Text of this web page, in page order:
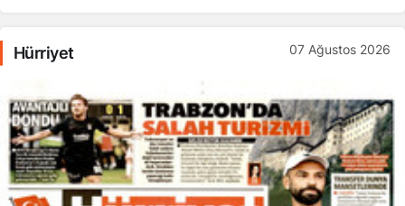
Hürriyet 07 Ağustos 2026